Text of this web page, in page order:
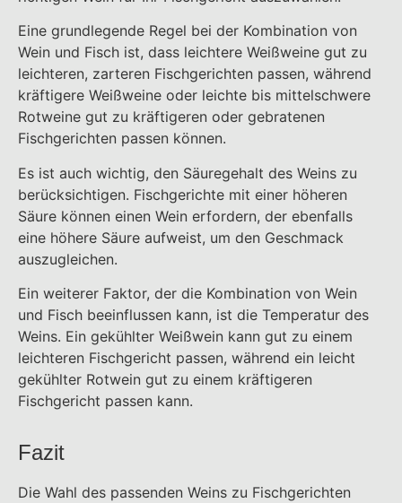
Eine grundlegende Regel bei der Kombination von
Wein und Fisch ist, dass leichtere Weißweine gut zu
leichteren, zarteren Fischgerichten passen, während
kräftigere Weißweine oder leichte bis mittelschwere
Rotweine gut zu kräftigeren oder gebratenen
Fischgerichten passen können.
Es ist auch wichtig, den Säuregehalt des Weins zu
berücksichtigen. Fischgerichte mit einer höheren
Säure können einen Wein erfordern, der ebenfalls
eine höhere Säure aufweist, um den Geschmack
auszugleichen.
Ein weiterer Faktor, der die Kombination von Wein
und Fisch beeinflussen kann, ist die Temperatur des
Weins. Ein gekühlter Weißwein kann gut zu einem
leichteren Fischgericht passen, während ein leicht
gekühlter Rotwein gut zu einem kräftigeren
Fischgericht passen kann.
Fazit
Die Wahl des passenden Weins zu Fischgerichten